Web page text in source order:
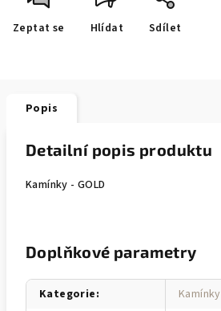
Zeptat se Hlídat Sdílet
Popis
Detailní popis produktu
Kamínky - GOLD
Doplňkové parametry
Kategorie:
Kamínky